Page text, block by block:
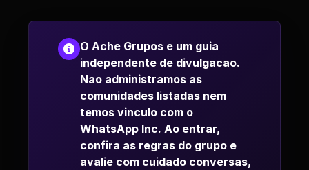
O Ache Grupos e um guia
independente de divulgacao.
Nao administramos as
comunidades listadas nem
temos vinculo com o
WhatsApp Inc. Ao entrar,
confira as regras do grupo e
avalie com cuidado conversas,